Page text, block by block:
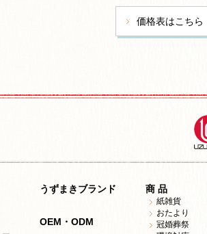
価格表はこちら
うずまきブランド
OEM・ODM
商 品
紙雑貨
おたより
冠婚葬祭